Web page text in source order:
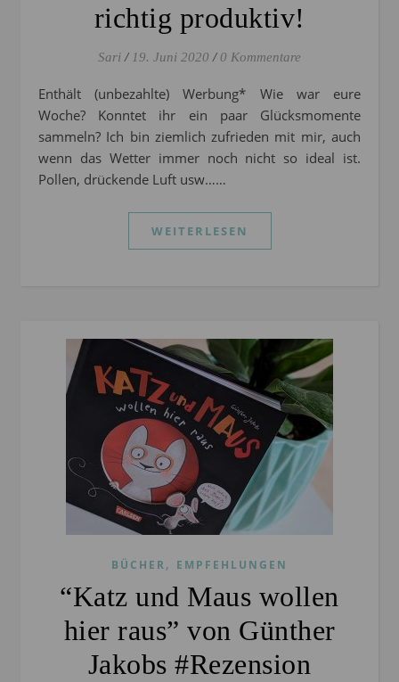
richtig produktiv!
Sari / 19. Juni 2020 / 0 Kommentare
Enthält (unbezahlte) Werbung* Wie war eure
Woche? Konntet ihr ein paar Glücksmomente
sammeln? Ich bin ziemlich zufrieden mit mir, auch
wenn das Wetter immer noch nicht so ideal ist.
Pollen, drückende Luft usw……
WEITERLESEN
BÜCHER, EMPFEHLUNGEN
“Katz und Maus wollen
hier raus” von Günther
Jakobs #Rezension